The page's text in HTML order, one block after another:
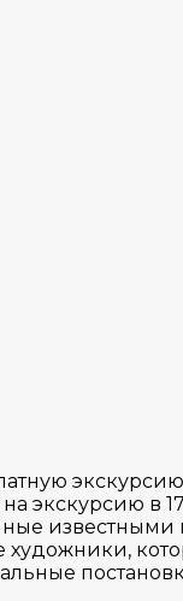
экскурсию в